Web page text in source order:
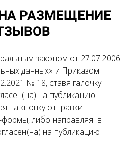
РАЗМЕЩЕНИЕ
законом от 27.07.2006
данных» и Приказом
№ 18, ставя галочку
на публикацию
на кнопку отправки
формы, либо направляя в
на публикацию